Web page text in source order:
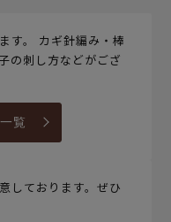
す。 カギ針編み・棒
の刺し方などがござ
覧
しております。ぜひ